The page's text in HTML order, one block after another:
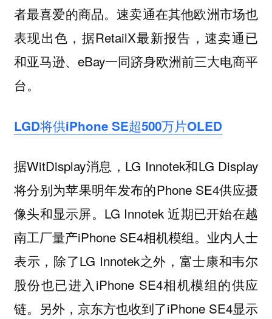
者最喜爱的商品。速卖通在其他欧洲市场也
表现出色，据RetailX最新报告，速卖通已
和亚马逊、eBay一同跻身欧洲前三大电商平
台。
LGD将供iPhone SE超500万片OLED
据WitDisplay消息，LG Innotek和LG Display
将分别为苹果明年发布的Phone SE4供应摄
像头和显示屏。LG Innotek 近期已开始在越
南工厂量产iPhone SE4相机模组。业内人士
表示，除了LG Innotek之外，富士康和韦尔
股份也已进入iPhone SE4相机模组的供应
链。另外，京东方也收到了iPhone SE4显示